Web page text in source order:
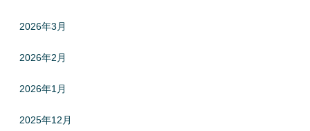
2026年3月
2026年2月
2026年1月
2025年12月